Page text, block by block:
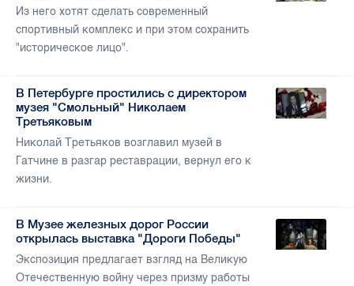
Из него хотят сделать современный
спортивный комплекс и при этом сохранить
"историческое лицо".
В Петербурге простились с директором
музея "Смольный" Николаем
Третьяковым
Николай Третьяков возглавил музей в
Гатчине в разгар реставрации, вернул его к
жизни.
В Музее железных дорог России
открылась выставка "Дороги Победы"
Экспозиция предлагает взгляд на Великую
Отечественную войну через призму работы